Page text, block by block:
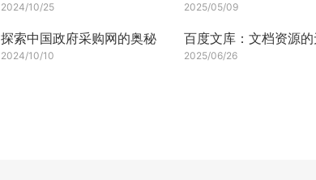
2024/10/25 2025/05/09
探索中国政府采购网的奥秘
2024/10/10 2025/06/26